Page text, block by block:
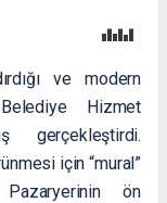
ve modern
Hizmet
gerçekleştirdi.
için “mural”
ön